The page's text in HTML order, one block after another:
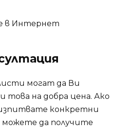
в Интернет
могат да Ви
това на добра цена. Ако
конкретни
да получите